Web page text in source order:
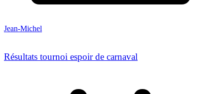
Jean-Michel
Résultats tournoi espoir de carnaval